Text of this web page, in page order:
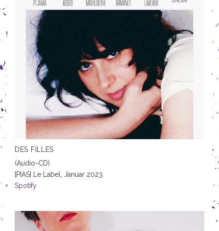
DES FILLES
(Audio-CD)
[PIAS] Le Label, Januar 2023
Spotify